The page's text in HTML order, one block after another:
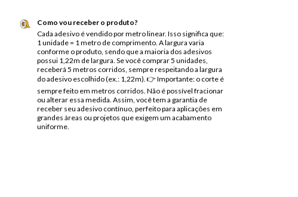
Como vou receber o produto?
Cada adesivo é vendido por metro linear. Isso significa que:
1 unidade = 1 metro de comprimento. A largura varia
conforme o produto, sendo que a maioria dos adesivos
possui 1,22m de largura. Se você comprar 5 unidades,
receberá 5 metros corridos, sempre respeitando a largura
do adesivo escolhido (ex.: 1,22m). 👉 Importante: o corte é
sempre feito em metros corridos. Não é possível fracionar
ou alterar essa medida. Assim, você tem a garantia de
receber seu adesivo contínuo, perfeito para aplicações em
grandes áreas ou projetos que exigem um acabamento
uniforme.